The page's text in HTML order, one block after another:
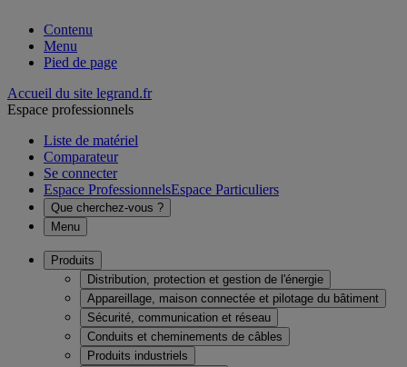
Contenu
Menu
Pied de page
Accueil du site legrand.fr
Espace professionnels
Liste de matériel
Comparateur
Se connecter
Espace ProfessionnelsEspace Particuliers
Que cherchez-vous ?
Menu
Produits
Distribution, protection et gestion de l'énergie
Appareillage, maison connectée et pilotage du bâtiment
Sécurité, communication et réseau
Conduits et cheminements de câbles
Produits industriels